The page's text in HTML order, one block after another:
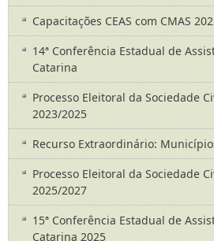
Capacitações CEAS com CMAS
14ª Conferência Estadual de
Catarina
Processo Eleitoral da Sociedade
2023/2025
Recurso Extraordinário:
Processo Eleitoral da Sociedade
2025/2027
15ª Conferência Estadual de
Catarina 2025